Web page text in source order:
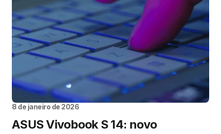
8 de janeiro de 2026
ASUS Vivobook S 14: novo